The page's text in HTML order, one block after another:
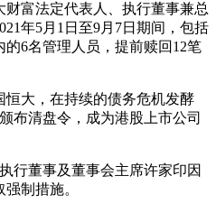
富法定代表人、执行董事兼总
年5月1日至9月7日期间，包括
6名管理人员，提前赎回12笔
大，在持续的债务危机发酵
布清盘令，成为港股上市公司
董事及董事会主席许家印因
制措施。